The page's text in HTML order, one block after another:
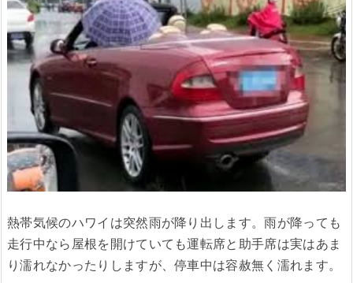
熱帯気候のハワイは突然雨が降り出します。雨が降っても
走行中なら屋根を開けていても運転席と助手席は実はあま
り濡れなかったりしますが、停車中は容赦無く濡れます。